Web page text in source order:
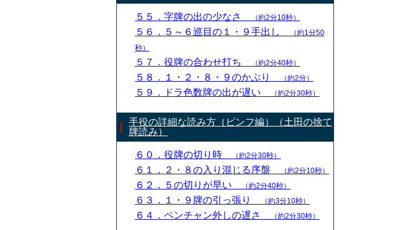
５５．字牌の出の少なさ （約2分10秒）
５６．５～６巡目の１・９手出し
（約1分50
秒）
５７．役牌の合わせ打ち （約2分40秒）
５８．１・２・８・９のかぶり （約2分）
５９．ドラ色数牌の出が遅い （約2分30秒）
手役の詳細な読み方（ピンフ編）（土田の捨て
牌読み）
６０．役牌の切り時 （約2分30秒）
６１．２・８の入り混じる序盤 （約2分10秒）
６２．５の切りが早い （約2分40秒）
６３．１・９牌の引っ張り （約3分10秒）
６４．ペンチャン外しの遅さ （約2分30秒）